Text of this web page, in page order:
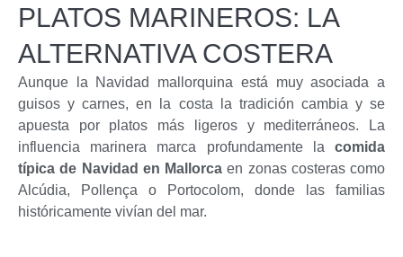
PLATOS MARINEROS: LA
ALTERNATIVA COSTERA
Aunque la Navidad mallorquina está muy asociada a
guisos y carnes, en la costa la tradición cambia y se
apuesta por platos más ligeros y mediterráneos. La
influencia marinera marca profundamente la comida
típica de Navidad en Mallorca en zonas costeras como
Alcúdia, Pollença o Portocolom, donde las familias
históricamente vivían del mar.